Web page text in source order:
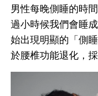
男性每晚側睡的時
過小時候我們會睡
始出現明顯的「側
於腰椎功能退化，